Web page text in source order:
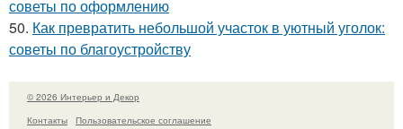
советы по оформлению
50. Как превратить небольшой участок в уютный уголок:
советы по благоустройству
© 2026 Интерьер и Декор
Контакты
Пользовательское соглашение